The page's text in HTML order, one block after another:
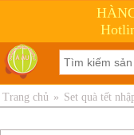
Trang chủ » Set quà tết